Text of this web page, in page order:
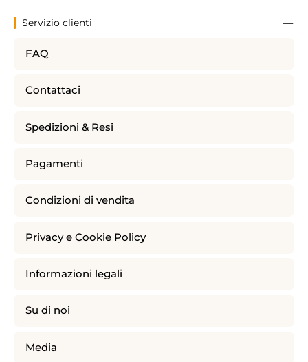
Servizio clienti
FAQ
Contattaci
Spedizioni & Resi
Pagamenti
Condizioni di vendita
Privacy e Cookie Policy
Informazioni legali
Su di noi
Media